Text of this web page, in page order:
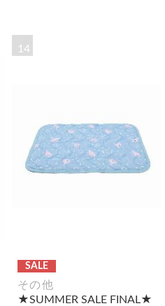
14
SALE
その他
★SUMMER SALE FINAL★